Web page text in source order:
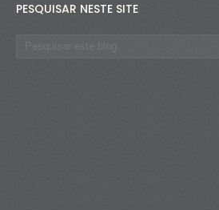
PESQUISAR NESTE SITE